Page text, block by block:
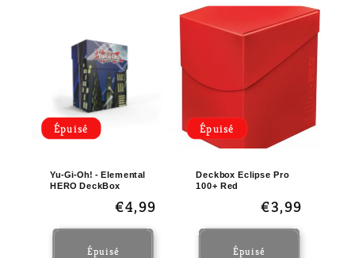
Épuisé
Yu-Gi-Oh! - Elemental
HERO DeckBox
Prix
habituel
€4,99
Épuisé
Épuisé
Deckbox Eclipse Pro
100+ Red
Prix
habituel
€3,99
Épuisé